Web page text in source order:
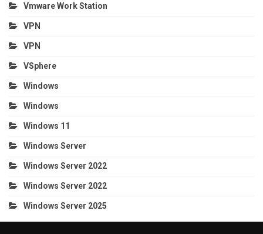
Vmware Work Station
VPN
VPN
VSphere
Windows
Windows
Windows 11
Windows Server
Windows Server 2022
Windows Server 2022
Windows Server 2025